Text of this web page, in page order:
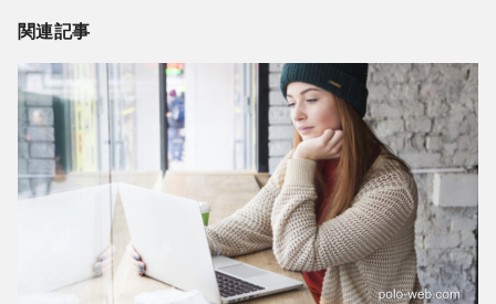
関連記事